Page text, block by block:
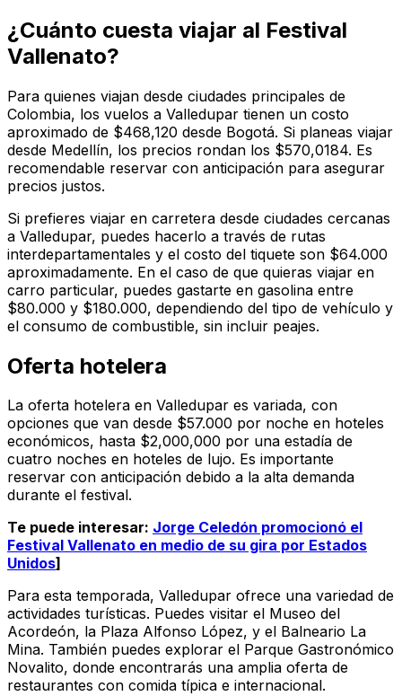
¿Cuánto cuesta viajar al Festival
Vallenato?
Para quienes viajan desde ciudades principales de
Colombia, los vuelos a Valledupar tienen un costo
aproximado de $468,120 desde Bogotá. Si planeas viajar
desde Medellín, los precios rondan los $570,0184. Es
recomendable reservar con anticipación para asegurar
precios justos.
Si prefieres viajar en carretera desde ciudades cercanas
a Valledupar, puedes hacerlo a través de rutas
interdepartamentales y el costo del tiquete son $64.000
aproximadamente. En el caso de que quieras viajar en
carro particular, puedes gastarte en gasolina entre
$80.000 y $180.000, dependiendo del tipo de vehículo y
el consumo de combustible, sin incluir peajes.
Oferta hotelera
La oferta hotelera en Valledupar es variada, con
opciones que van desde $57.000 por noche en hoteles
económicos, hasta $2,000,000 por una estadía de
cuatro noches en hoteles de lujo. Es importante
reservar con anticipación debido a la alta demanda
durante el festival.
Te puede interesar: Jorge Celedón promocionó el
Festival Vallenato en medio de su gira por Estados
Unidos]
Para esta temporada, Valledupar ofrece una variedad de
actividades turísticas. Puedes visitar el Museo del
Acordeón, la Plaza Alfonso López, y el Balneario La
Mina. También puedes explorar el Parque Gastronómico
Novalito, donde encontrarás una amplia oferta de
restaurantes con comida típica e internacional.